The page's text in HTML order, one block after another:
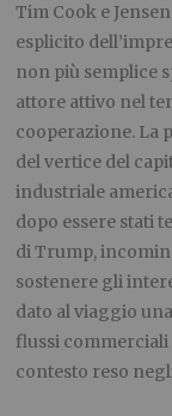
Tim Cook e
esplicito
non più semplice
attore attivo nel
cooperazione. La
del vertice del
industriale
dopo essere stati
di Trump,
sostenere gli
dato al viaggio
flussi
contesto reso